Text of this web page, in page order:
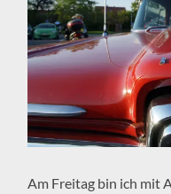
Am Freitag bin ich mit